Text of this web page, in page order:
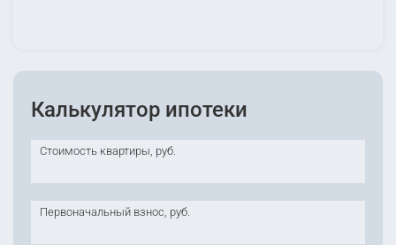
Калькулятор ипотеки
Стоимость квартиры, руб.
Первоначальный взнос, руб.